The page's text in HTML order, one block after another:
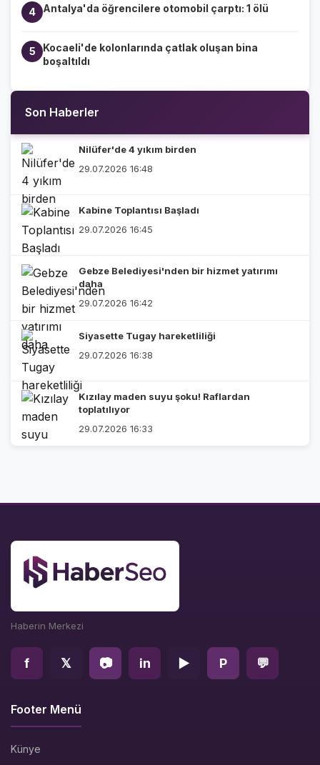
4 Antalya'da öğrencilere otomobil çarptı: 1 ölü
5
Kocaeli'de kolonlarında çatlak oluşan bina
boşaltıldı
Son Haberler
Nilüfer'de 4 yıkım birden
29.07.2026 16:48
Kabine Toplantısı Başladı
29.07.2026 16:45
Gebze Belediyesi'nden bir hizmet yatırımı
daha
29.07.2026 16:42
Siyasette Tugay hareketliliği
29.07.2026 16:38
Kızılay maden suyu şoku! Raflardan
toplatılıyor
29.07.2026 16:33
Haberin Merkezi
f 𝕏 📷 in ▶ P 💬
Footer Menü
Künye